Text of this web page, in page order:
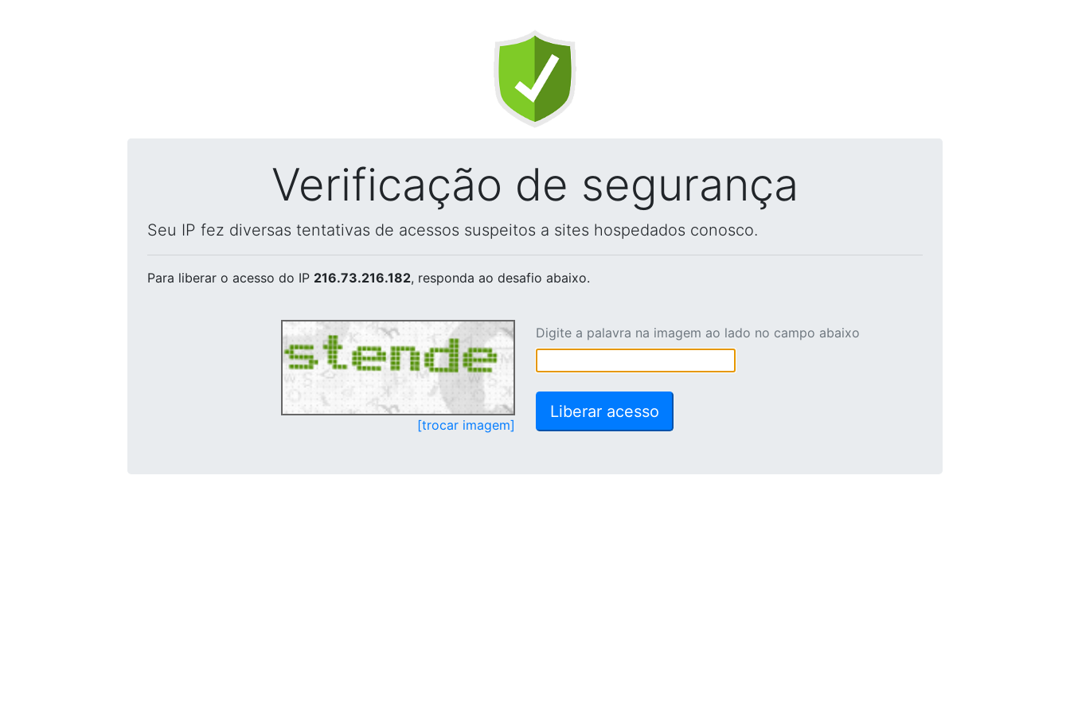
Verificação de segurança
Seu IP fez diversas tentativas de acessos suspeitos a sites hospedados conosco.
Para liberar o acesso do IP 216.73.216.182, responda ao desafio abaixo.
[trocar imagem]
Digite a palavra na imagem ao lado no campo abaixo